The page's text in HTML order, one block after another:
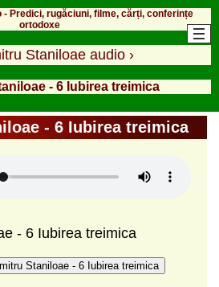
Predici, rugăciuni, filme, cărți, conferințe
ortodoxe
Staniloae audio ›
- 6 Iubirea treimica
- 6 Iubirea treimica
- 6 Iubirea treimica
Staniloae - 6 Iubirea treimica